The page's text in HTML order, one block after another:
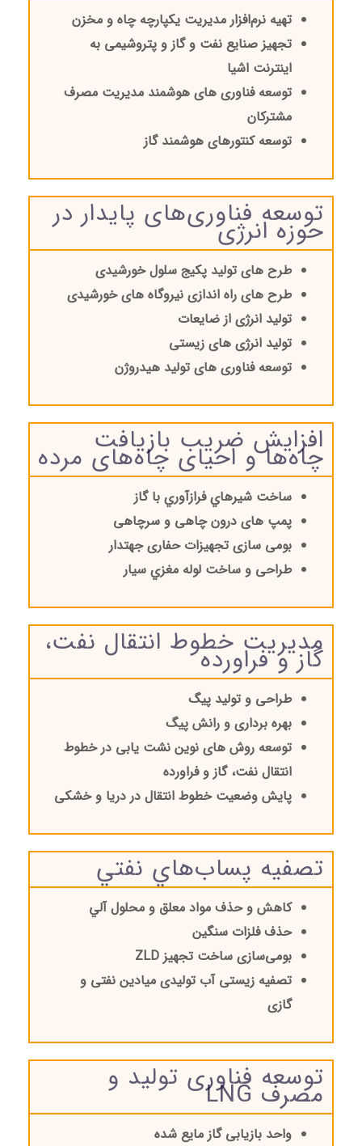
تهیه نرم‌افزار مدیریت یکپارچه چاه و مخزن
تجهیز صنایع نفت و گاز و پتروشیمی به
اینترنت اشیا
توسعه فناوری های هوشمند مدیریت مصرف
مشترکان
توسعه کنتورهای هوشمند گاز
توسعه فناوری‌های پایدار در
حوزه انرژی
طرح های تولید پکیج سلول خورشیدی
طرح های راه اندازی نیروگاه های خورشیدی
تولید انرژی از ضایعات
تولید انرژی های زیستی
توسعه فناوری های تولید هیدروژن
افزایش ضریب بازیافت
چاه‌ها و احیای چاه‌های مرده
ساخت شیرهاي فرازآوري با گاز
پمپ های درون چاهی و سرچاهی
بومی سازی تجهیزات حفاری جهتدار
طراحی و ساخت لوله مغزي سیار
مدیریت خطوط انتقال نفت،
گاز و فراورده
طراحی و تولید پیگ
بهره برداری و رانش پیگ
توسعه روش های نوین نشت یابی در خطوط
انتقال نفت، گاز و فراورده
پایش وضعیت خطوط انتقال در دریا و خشکی
تصفیه پساب‌هاي نفتي
کاهش و حذف مواد معلق و محلول آلي
حذف فلزات سنگین
بومی‌سازی ساخت تجهیز ZLD
تصفیه زیستی آب تولیدی میادین نفتی و
گازی
توسعه فناوری تولید و
مصرف LNG
واحد بازیابی گاز مایع شده